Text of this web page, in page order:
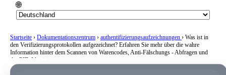
🌐
Startseite › Dokumentationszentrum › authentifizierungsaufzeichnungen › Was ist in
den Verifizierungsprotokollen aufgezeichnet? Erfahren Sie mehr über die wahre
Information hinter dem Scannen von Warencodes, Anti-Fälschungs - Abfragen und
der PID-Identität